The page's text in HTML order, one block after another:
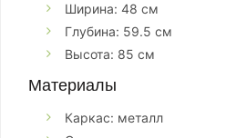
Ширина: 48 см
Глубина: 59.5 см
Высота: 85 см
Материалы
Каркас: металл